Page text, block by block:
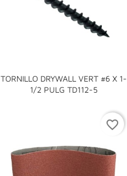
TORNILLO DRYWALL VERT #6 X 1-
1/2 PULG TD112-5

favorite_border